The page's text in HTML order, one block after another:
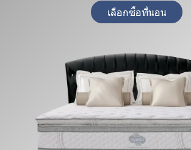
เลือกซื้อที่นอน